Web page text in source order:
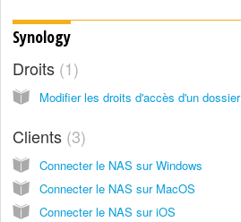
Synology
Droits 1
Modifier les droits d'accès d'un dossier
Clients 3
Connecter le NAS sur Windows
Connecter le NAS sur MacOS
Connecter le NAS sur iOS